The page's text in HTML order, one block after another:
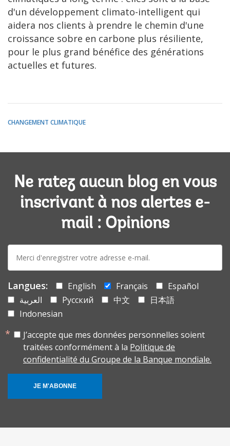
d'un développement climato-intelligent qui
aidera nos clients à prendre le chemin d'une
croissance sobre en carbone plus résiliente,
pour le plus grand bénéfice des générations
actuelles et futures.
CHANGEMENT CLIMATIQUE
Ne ratez aucun blog en vous
inscrivant à nos alertes e-
mail : Opinions
mail:
Langues: English Français
Español
العربية
Русский 中文
日本語
Indonesian
J’accepte que mes données personnelles soient
traitées conformément à la Politique de
confidentialité du Groupe de la Banque mondiale.
JE M'ABONNE